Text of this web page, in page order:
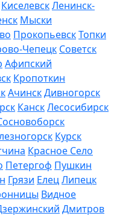
КиселевскЛенинск-
Мыски
ПрокопьевскТопки
Чепецк Советск
Афипский
Кропоткин
АчинскДивногорск
КанскЛесосибирск
Курск
Красное Село
Петергоф Пушкин
Грязи ЕлецЛипецк
Видное
Дмитров